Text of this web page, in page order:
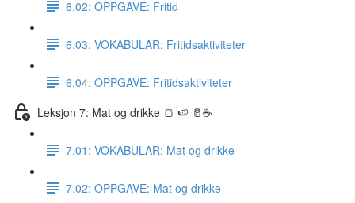
6.02: OPPGAVE: Fritid
6.03: VOKABULAR: Fritidsaktiviteter
6.04: OPPGAVE: Fritidsaktiviteter
Leksjon 7: Mat og drikke 🍞 🍉 🥛☕️
7.01: VOKABULAR: Mat og drikke
7.02: OPPGAVE: Mat og drikke